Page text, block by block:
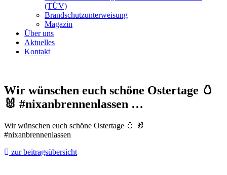
(TÜV)
Brandschutzunterweisung
Magazin
Über uns
Aktuelles
Kontakt
Wir wünschen euch schöne Ostertage 🥚
🐰 #nixanbrennenlassen …
Wir wünschen euch schöne Ostertage 🥚 🐰
#nixanbrennenlassen
zur beitragsübersicht